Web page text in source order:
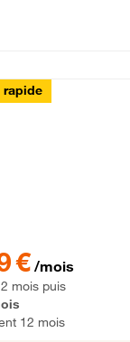
rapide
Up
€ /mois
mois puis
12 mois